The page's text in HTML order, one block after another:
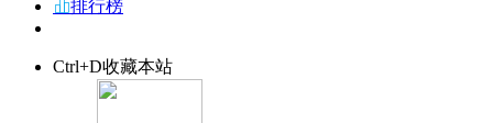
排行榜
Ctrl+D收藏本站